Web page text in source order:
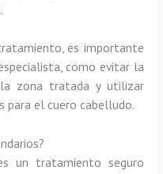
es importante
como evitar la
zona tratada y utilizar
para el cuero cabelludo.
un tratamiento seguro